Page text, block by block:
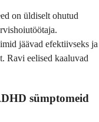
on üldiselt ohutud
jäävad efektiivseks ja
Ravi eelised kaaluvad
sümptomeid